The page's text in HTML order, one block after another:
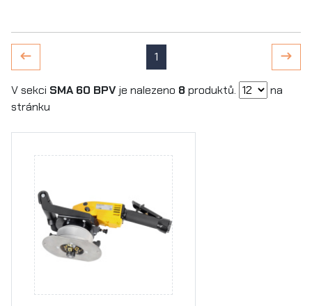
1
V sekci SMA 60 BPV je nalezeno 8produktů.
na
stránku